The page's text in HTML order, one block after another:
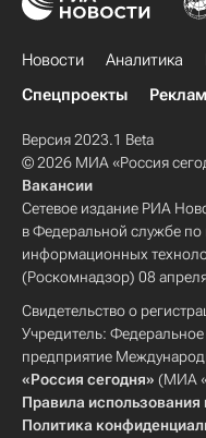
Новости Аналитика
Спецпроекты
Версия 2023.1 Beta
© 2026 МИА «Россия
Вакансии
Сетевое издание РИА
в Федеральной службе по
информационных
(Роскомнадзор) 08
Свидетельство о
Учредитель: Федеральное
предприятие
«Россия сегодня» (МИА
Правила
Политика